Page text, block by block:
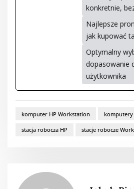
konkretnie,
Najlepsze
jak kupować
Optymalny
dopasowanie
użytkownika
komputer HP Workstation komputery
stacja robocza HP stacje robocze